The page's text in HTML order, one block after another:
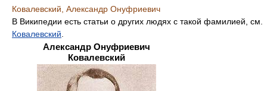
Ковалевский, Александр Онуфриевич
В Википедии есть статьи о других людях с такой фамилией, см.
Ковалевский
Александр Онуфриевич
Ковалевский